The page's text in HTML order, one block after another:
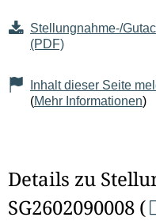
Stellungnahme-/
(PDF)
Inhalt dieser Seite
(Mehr Informationen)
Details zu
SG2602090008 (